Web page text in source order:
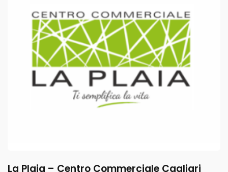
La Plaia – Centro Commerciale Cagliari